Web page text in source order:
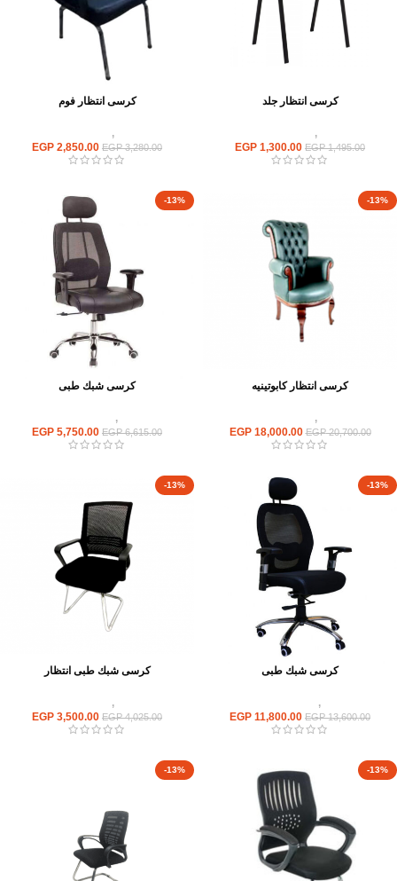
كرسى انتظار جلد
,
EGP1,495.00
EGP 1,300.00
كرسى انتظار فوم
,
EGP3,280.00
EGP 2,850.00
-13%
كرسى انتظار كابوتينيه
,
EGP20,700.00
EGP18,000.00
-13%
كرسى شبك طبى
كراسى,
EGP6,615.00
EGP 5,750.00
-13%
كرسى شبك طبى
كراسى,
EGP13,600.00
EGP 11,800.00
-13%
كرسى شبك طبى انتظار
,
EGP4,025.00
EGP 3,500.00
-13%
-13%